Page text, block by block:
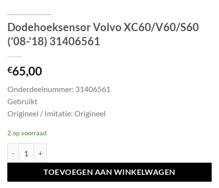
Dodehoeksensor Volvo XC60/V60/S60
(’08-’18) 31406561
€65,00
Onderdeelnummer: 31406561
Gebruikt
Origineel / Imitatie: Origineel
2 op voorraad
TOEVOEGEN AAN WINKELWAGEN